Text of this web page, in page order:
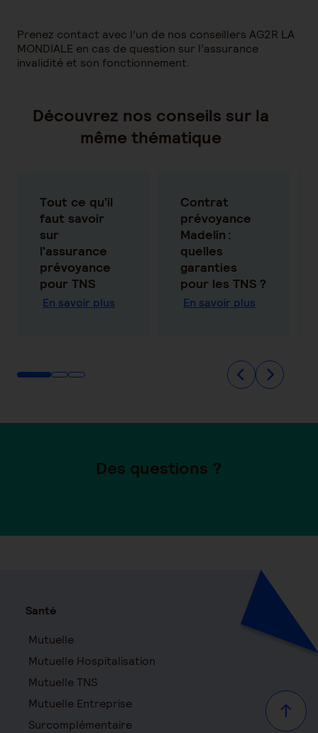
Prenez contact avec l’un de nos conseillers AG2R LA
MONDIALE en cas de question sur l’assurance
invalidité et son fonctionnement.
Découvrez nos conseils sur la
même thématique
Tout ce qu'il
faut savoir
sur
l'assurance
prévoyance
pour TNS
En savoir plus
Contrat
prévoyance
Madelin :
quelles
garanties
pour les TNS ?
En savoir plus
Des questions ?
Haut
Santé
Mutuelle
Mutuelle Hospitalisation
Mutuelle TNS
Mutuelle Entreprise
Surcomplémentaire